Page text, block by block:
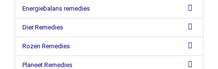
Energiebalans remedies
Dier Remedies
Rozen Remedies
Planeet Remedies